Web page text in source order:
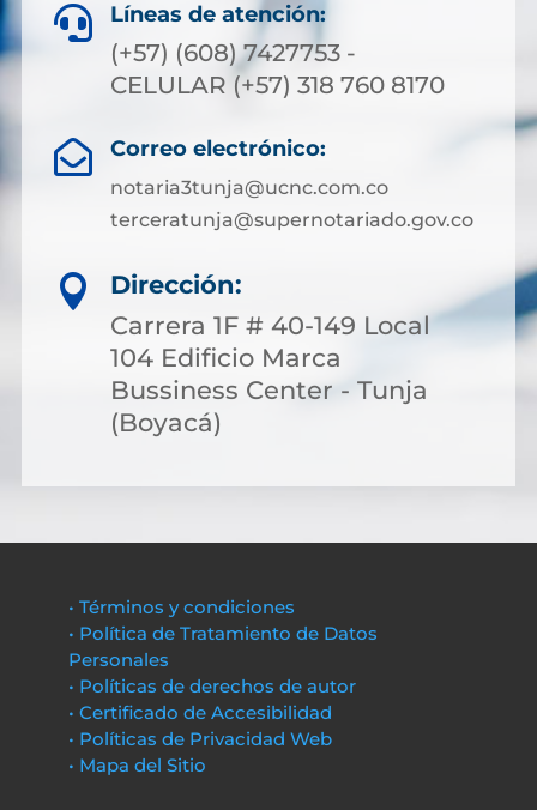
 Líneas de atención:
(+57) (608) 7427753 -
CELULAR (+57) 318 760 8170
 Correo electrónico:
notaria3tunja@ucnc.com.co
terceratunja@supernotariado.gov.co

Dirección:
Carrera 1F # 40-149 Local
104 Edificio Marca
Bussiness Center - Tunja
(Boyacá)
• Términos y condiciones
• Política de Tratamiento de Datos
Personales
• Políticas de derechos de autor
• Certificado de Accesibilidad
• Políticas de Privacidad Web
• Mapa del Sitio